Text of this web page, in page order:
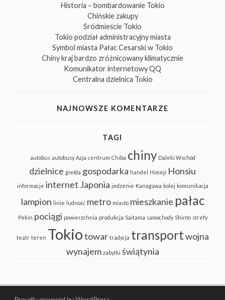
Historia – bombardowanie Tokio
Chińskie zakupy
Śródmieście Tokio
Tokio podział administracyjny miasta
Symbol miasta Pałac Cesarski w Tokio
Chiny kraj bardzo zróżnicowany klimatycznie
Komunikator internetowy QQ
Centralna dzielnica Tokio
NAJNOWSZE KOMENTARZE
TAGI
autobus autobusy Azja centrum Chiba chiny Daleki Wschód
dzielnice giełda gospodarka handel Himeji Honsiu
informacje internet Japonia jedzenie Kanagawa kolej komunikacja
lampion linie ludność metro miasto mieszkanie pałac
Pekin pociągi powierzchnia produkcja Saitama samochody Shinto strefy
teatr teren Tokiotowar tradycja transportwojna
wynajem zabytki świątynia